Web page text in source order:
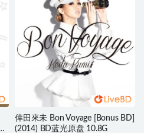
倖田來未 Bon Voyage [Bonus BD]
(2014) BD蓝光原盘 10.8G